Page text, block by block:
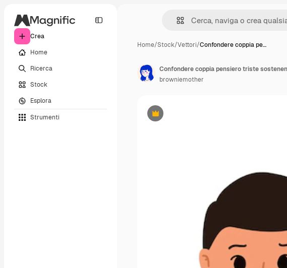
Crea
Home
Ricerca
Stock
Esplora
Strumenti
Home/Stock/Vettori/Confondere coppia pe…
Premium
Confondere coppia pensiero triste
browniemother